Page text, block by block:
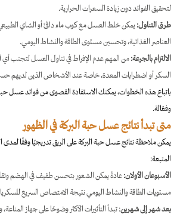
لتحقيق الفوائد دون زيادة السعرات الحرارية.
طرق التناول:يمكن خلط العسل مع كوب ماء دافئ أو الشاي
العناصر الغذائية، وتحسين مستوى الطاقة والنشاط اليومي.
الالتزام بالجرعة:من المهم عدم الإفراط في تناول العسل لتجنب أي
السكر أو اضطرابات المعدة، خاصة عند الأشخاص الذين لديهم
باتباع هذه الخطوات، يمكنك الاستفادة القصوى من فوائد عسل حبة
وفعّالة.
متى تبدأ نتائج عسل حبة البركة في الظهور
يمكن ملاحظة نتائج عسل حبة البركة على الريق تدريجيًا وفقًا لمدى
المتبعة:
الأسبوعان الأولان:عادةً يمكن الشعور بتحسن طفيف في الهضم وتقليل
مستويات الطاقة والنشاط اليومي نتيجة الامتصاص السريع
بعد شهر إلى شهرين: تبدأ التأثيرات الأكثر وضوحًا على جهاز